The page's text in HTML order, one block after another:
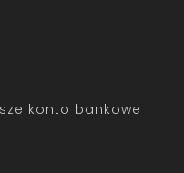
konto bankowe